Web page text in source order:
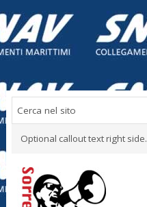
Optional callout text right side.